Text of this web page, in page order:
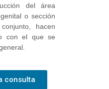
del área
o sección
hacen
con el que se
consulta